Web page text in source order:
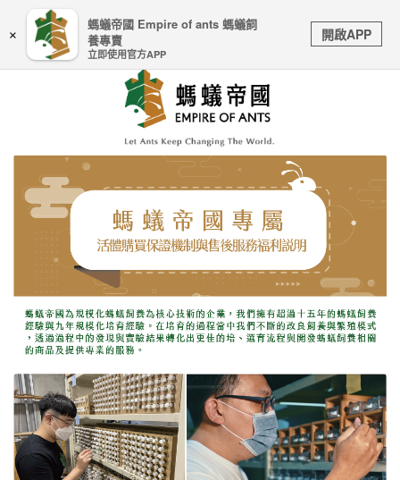
嚴防詐騙｜本公司不會透過任何名義要求核對購物資訊、
銀行帳戶或信用卡等個人資訊，如接到請立即掛斷或撥打
Toggle
navigation
×
螞蟻帝國 Empire of ants 螞蟻飼
養專賣
立即使用官方APP
開啟APP